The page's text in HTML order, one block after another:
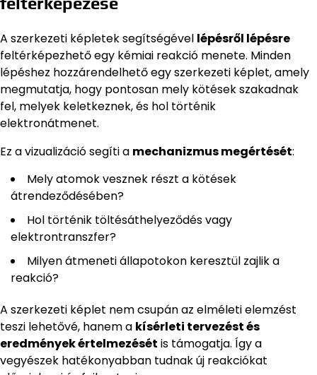
A szerkezeti képletek segítségével lépésről lépésre
feltérképezhető egy kémiai reakció menete. Minden
lépéshez hozzárendelhető egy szerkezeti képlet, amely
megmutatja, hogy pontosan mely kötések szakadnak
fel, melyek keletkeznek, és hol történik
elektronátmenet.
Ez a vizualizáció segíti a mechanizmus megértését:
Mely atomok vesznek részt a kötések
átrendeződésében?
Hol történik töltésáthelyeződés vagy
elektrontranszfer?
Milyen átmeneti állapotokon keresztül zajlik a
reakció?
A szerkezeti képlet nem csupán az elméleti elemzést
teszi lehetővé, hanem a kísérleti tervezést és
eredmények értelmezését is támogatja. Így a
vegyészek hatékonyabban tudnak új reakciókat